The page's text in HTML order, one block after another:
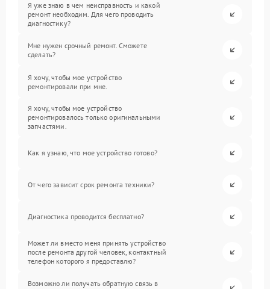
Я уже знаю в чем неисправность и какой
ремонт необходим. Для чего проводить
диагностику?
Мне нужен срочный ремонт. Сможете
сделать?
Я хочу, чтобы мое устройство
ремонтировали при мне.
Я хочу, чтобы мое устройство
ремонтировалось только оригинальными
запчастями.
Как я узнаю, что мое устройство готово?
От чего зависит срок ремонта техники?
Диагностика проводится бесплатно?
Может ли вместо меня принять устройство
после ремонта другой человек, контактный
телефон которого я предоставлю?
Возможно ли получать обратную связь в